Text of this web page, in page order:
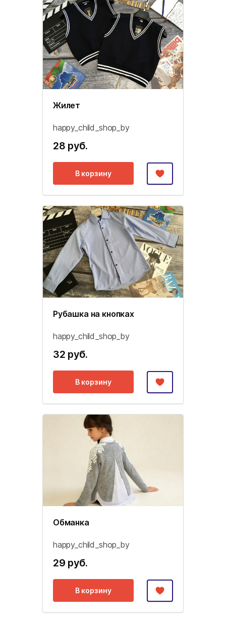
Жилет
happy_child_shop_by
28 руб.
В корзину
Рубашка на кнопках
happy_child_shop_by
32 руб.
В корзину
Обманка
happy_child_shop_by
29 руб.
В корзину